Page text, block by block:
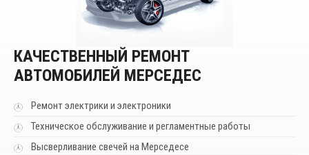
КАЧЕСТВЕННЫЙ РЕМОНТ
АВТОМОБИЛЕЙ МЕРСЕДЕС
Ремонт электрики и электроники
Техническое обслуживание и регламентные работы
Высверливание свечей на Мерседесе